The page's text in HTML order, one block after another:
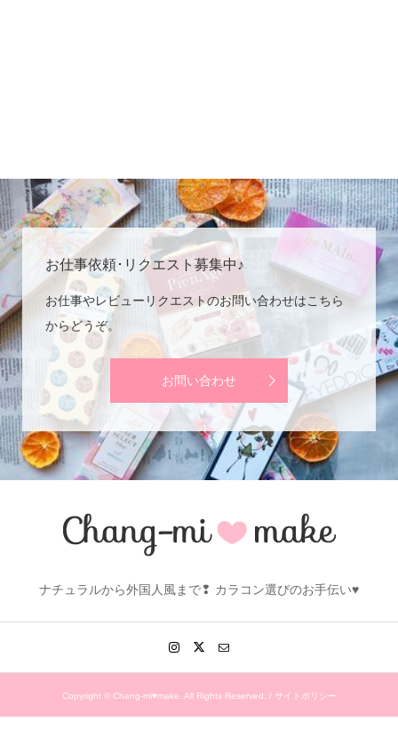
お仕事依頼･リクエスト募集中♪
お仕事やレビューリクエストのお問い合わせはこちら
からどうぞ。
お問い合わせ
ナチュラルから外国人風まで❢ カラコン選びのお手伝い♥
Copyright ©Chang-mi♥make. All Rights Reserved. / サイトポリシー